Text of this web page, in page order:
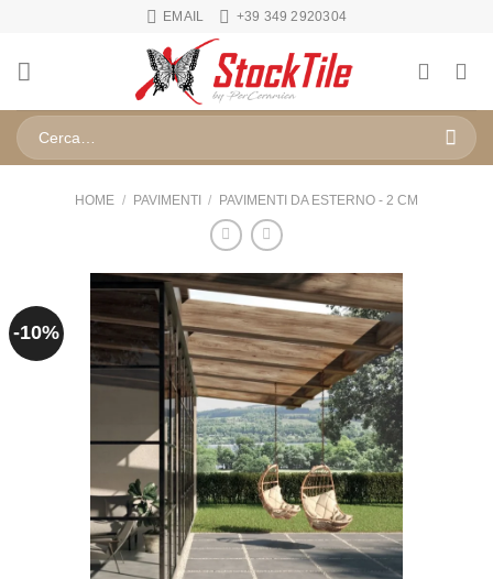
contenuti
EMAIL +39 349 2920304
Cerca:
HOME / PAVIMENTI / PAVIMENTI DA ESTERNO - 2 CM
-10%